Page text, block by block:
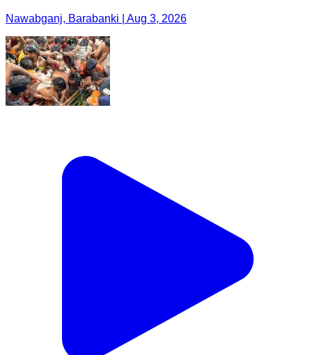
Nawabganj, Barabanki | Aug 3, 2026